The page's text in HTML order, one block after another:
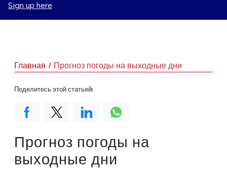
Sign up here
Главная Прогноз погоды на выходные дни
Прогноз погоды на
выходные дни
Поделитесь этой статьей: